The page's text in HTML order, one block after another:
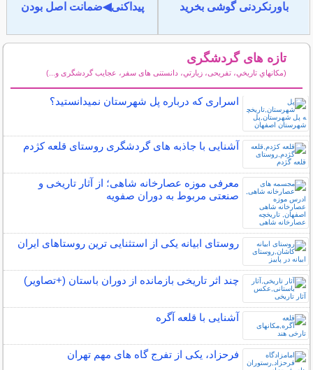
باورنکردنی گوشی بخرید
پیداکنی◀ضمانت اصل بودن
تازه های گردشگری
(مكانهاي تاريخي، تفریحی، زيارتي، دانستنی های سفر، عجایب گردشگری و...)
اسراری که درباره پل شهرستان نمیدانستید؟
آشنایی با جاذبه های گردشگری روستای قلعه کژدم
معرفی موزه عصارخانه شاهی؛ از آثار تاریخی و
صنعتی مربوط به دوران صفویه
روستای ابیانه یکی از استثنایی ‏ترین روستاهای ایران
چند اثر تاریخی بازمانده از دوران باستان (+تصاویر)
آشنایی با قلعه آگره
فرحزاد، یکی از تفرج گاه های مهم تهران